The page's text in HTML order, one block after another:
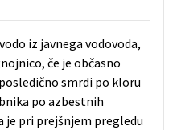
iz javnega vodovoda,
če je občasno
smrdi po kloru
po azbestnih
je pri prejšnjem pregledu